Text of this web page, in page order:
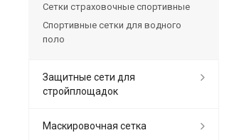
Сетки страховочные спортивные
Спортивные сетки для водного
поло
Защитные сети для
стройплощадок
Маскировочная сетка